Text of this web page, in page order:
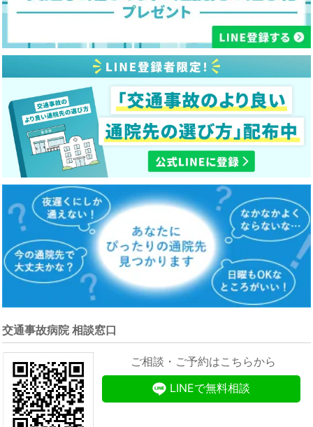
交通事故病院 相談窓口
ご相談・ご予約はこちらから
LINEで無料相談